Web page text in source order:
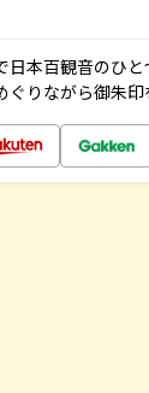
日本百観音のひ
りながら御朱印